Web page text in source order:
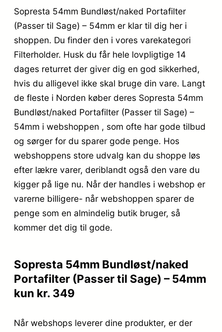
Sopresta 54mm Bundløst/naked Portafilter
(Passer til Sage) – 54mm er klar til dig her i
shoppen. Du finder den i vores varekategori
Filterholder. Husk du får hele lovpligtige 14
dages returret der giver dig en god sikkerhed,
hvis du alligevel ikke skal bruge din vare. Langt
de fleste i Norden køber deres Sopresta 54mm
Bundløst/naked Portafilter (Passer til Sage) –
54mm i webshoppen , som ofte har gode tilbud
og sørger for du sparer gode penge. Hos
webshoppens store udvalg kan du shoppe løs
efter lækre varer, deriblandt også den vare du
kigger på lige nu. Når der handles i webshop er
varerne billigere- når webshoppen sparer de
penge som en almindelig butik bruger, så
kommer det dig til gode.
Sopresta 54mm Bundløst/naked
Portafilter (Passer til Sage) – 54mm
kun kr. 349
Når webshops leverer dine produkter, er der